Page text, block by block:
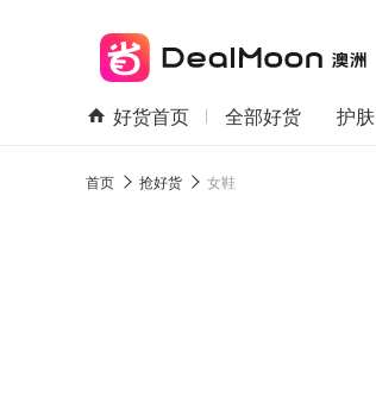
好货首页 全部好货 护肤
首页 抢好货 女鞋